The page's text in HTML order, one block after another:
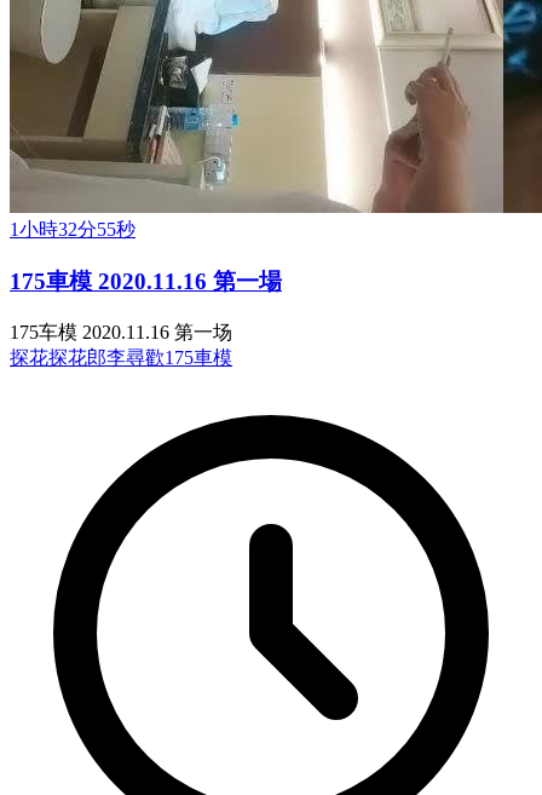
1小時32分55秒
175車模 2020.11.16 第一場
175车模 2020.11.16 第一场
探花探花郎李尋歡175車模